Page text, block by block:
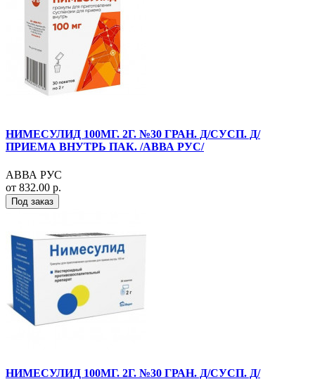
НИМЕСУЛИД 100МГ. 2Г. №30 ГРАН. Д/СУСП. Д/
ПРИЕМА ВНУТРЬ ПАК. /АВВА РУС/
АВВА РУС
от 832.00 р.
Под заказ
НИМЕСУЛИД 100МГ. 2Г. №30 ГРАН. Д/СУСП. Д/